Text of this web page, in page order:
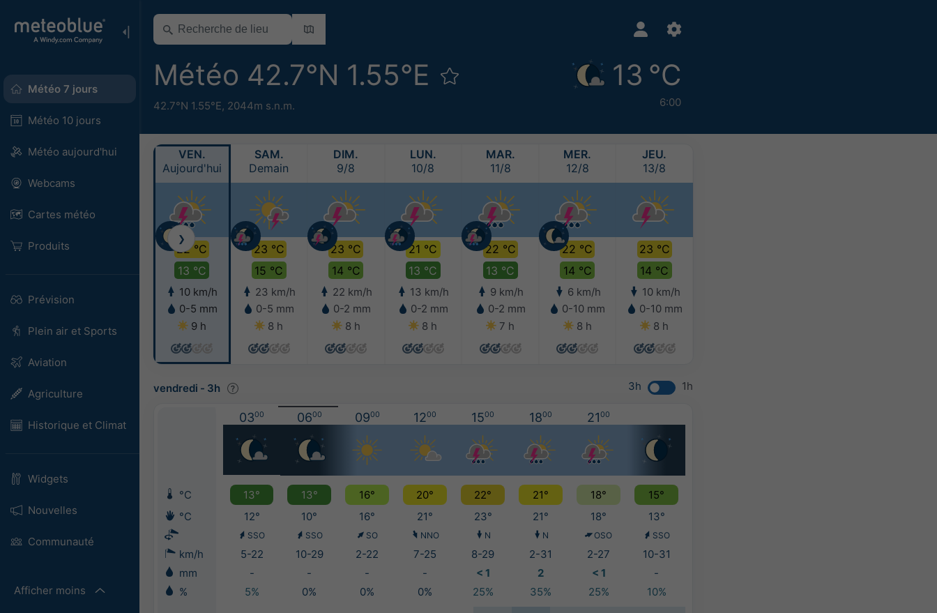
Météo 7 jours
Météo 10 jours
Météo aujourd'hui
Webcams
Cartes météo
Produits
Prévision
Plein air et Sports
Aviation
Agriculture
Historique et Climat
Widgets
Nouvelles
Communauté
Afficher moins
Météo 42.7°N 1.55°E
42.7°N 1.55°E, 2044m s.n.m.
13 °C
6:00
VEN.
Aujourd'hui
22 °C
13 °C
10 km/h
0-5 mm
9 h
SAM.
Demain
23 °C
15 °C
23 km/h
0-5 mm
8 h
DIM.
9/8
23 °C
14 °C
22 km/h
0-2 mm
8 h
LUN.
10/8
21 °C
13 °C
13 km/h
0-2 mm
8 h
MAR.
11/8
22 °C
13 °C
9 km/h
0-2 mm
7 h
MER.
12/8
22 °C
14 °C
6 km/h
0-10 mm
8 h
JEU.
13/8
23 °C
14 °C
10 km/h
0-10 mm
8 h
❯
vendredi - 3h 3h 1h
0300 0600 0900 1200 1500 1800 2100
°C 13° 13° 16° 20° 22° 21° 18°
15°
°C
12° 10° 16° 21° 23° 21° 18° 13°
SSO SSO SO NNO N N OSO SSO
km/h 5-22 10-29 2-22 7-25 8-29 2-31 2-27
10-31
mm
- - - - < 1 2 < 1
-
%
5% 0% 0% 0% 25% 35% 25% 10%